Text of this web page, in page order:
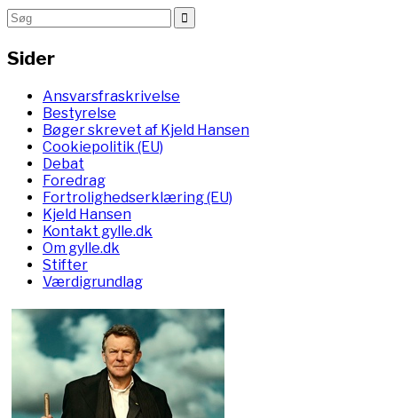
Sider
Ansvarsfraskrivelse
Bestyrelse
Bøger skrevet af Kjeld Hansen
Cookiepolitik (EU)
Debat
Foredrag
Fortrolighedserklæring (EU)
Kjeld Hansen
Kontakt gylle.dk
Om gylle.dk
Stifter
Værdigrundlag